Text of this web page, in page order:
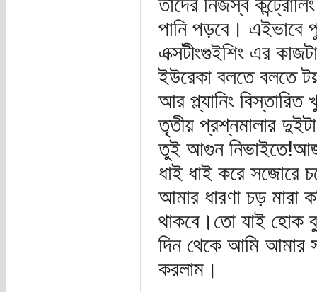
পানি পড়বে। এইভাবে
এক্সটীংগুইশিং এর
ইউরেকা বলতে বলতে
আর প্ল্যানিং
তৃতীয় প্রশ্নমালার
তুই আগুন
ধাই ধাই করে সজোরে
আমার ধারণা চড় মারা
থাকবে।তো যাই হোক
দিন থেকে আমি আমার
করলাম।